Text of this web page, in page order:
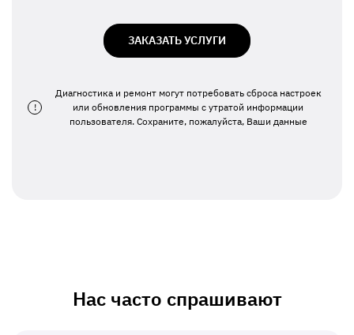
ЗАКАЗАТЬ УСЛУГИ
!
Диагностика и ремонт могут потребовать сброса настроек
или обновления программы с утратой информации
пользователя. Сохраните, пожалуйста, Ваши данные
Нас часто спрашивают